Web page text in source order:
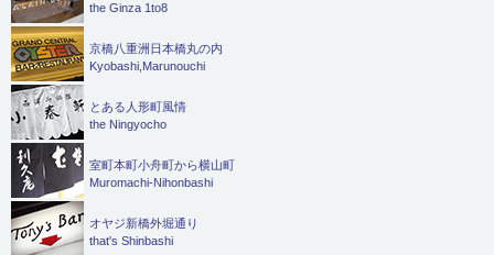
the Ginza 1to8
京橋八重洲日本橋丸の内
Kyobashi,Marunouchi
とある人形町風情
the Ningyocho
室町本町小舟町から横山町
Muromachi-Nihonbashi
オヤジ新橋外堀通り
that's Shinbashi